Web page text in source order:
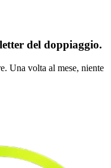
del doppiaggio.
Una volta al mese, niente